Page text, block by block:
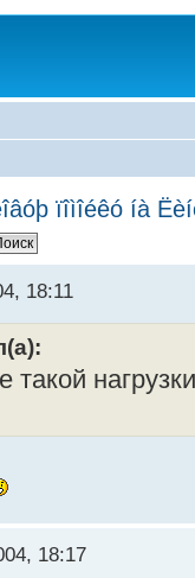
ïîìîéêó íà
18:11
18:17